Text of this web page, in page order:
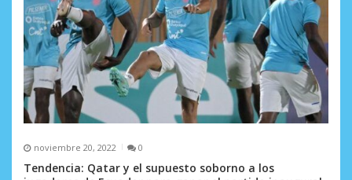
r
a
d
a
s
noviembre 20, 2022 0
Tendencia: Qatar y el supuesto soborno a los